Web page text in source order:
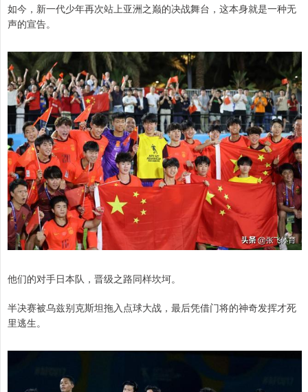
如今，新一代少年再次站上亚洲之巅的决战舞台，这本身就是一种无
声的宣告。
他们的对手日本队，晋级之路同样坎坷。
半决赛被乌兹别克斯坦拖入点球大战，最后凭借门将的神奇发挥才死
里逃生。